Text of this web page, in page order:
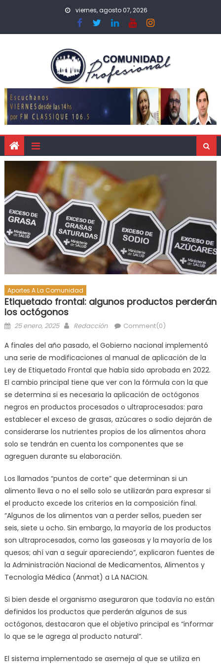
viernes, agosto 07, 2026
Aportes A La Comunidad
Etiquetado frontal: algunos productos perderán
los octógonos
25 enero, 2025 Redacción Comment(0)
A finales del año pasado, el Gobierno nacional implementó
una serie de modificaciones al manual de aplicación de la
Ley de Etiquetado Frontal que había sido aprobada en 2022.
El cambio principal tiene que ver con la fórmula con la que
se determina si es necesaria la aplicación de octógonos
negros en productos procesados o ultraprocesados: para
establecer el exceso de grasas, azúcares o sodio dejarán de
considerarse los nutrientes propios de los alimentos ahora
solo se tendrán en cuenta los componentes que se
agreguen durante su elaboración.
Los llamados “puntos de corte” que determinan si un
alimento lleva o no el sello solo se utilizarán para expresar si
el producto excede los criterios en la composición final.
“Algunos de los alimentos van a perder sellos, pueden ser
seis, siete u ocho. Sin embargo, la mayoría de los productos
son ultraprocesados, como las gaseosas y la mayoría de los
quesos; ahí van a seguir apareciendo”, explicaron fuentes de
la Administración Nacional de Medicamentos, Alimentos y
Tecnología Médica (Anmat) a LA NACION.
Si bien desde el organismo aseguraron que todavía no están
definidos los productos que perderán algunos de sus
octógonos, destacaron que el objetivo principal es “informar
lo que se le agrega al producto natural”.
El sistema implementado se asemeja al que se utiliza en